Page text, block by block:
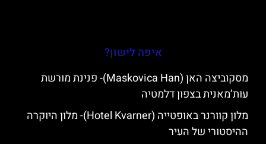
איפה לישון?
מסקוביצה האן (Maskovica Han)- פנינת מורשת
עות’מאנית בצפון דלמטיה
מלון קוורנר באופטייה (Hotel Kvarner)- מלון היוקרה
ההיסטורי של העיר